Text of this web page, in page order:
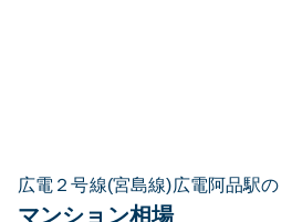
広電２号線(宮島線)広電阿品駅の
マンション相場